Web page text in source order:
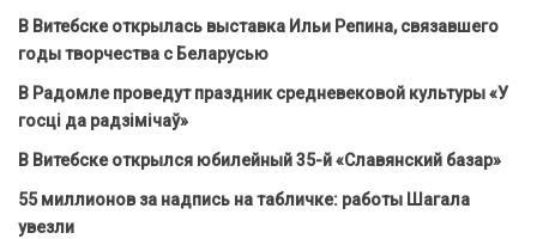
В Витебске открылась выставка Ильи Репина, связавшего
годы творчества с Беларусью
В Радомле проведут праздник средневековой культуры «У
госці да радзімічаў»
В Витебске открылся юбилейный 35-й «Славянский базар»
55 миллионов за надпись на табличке: работы Шагала
увезли